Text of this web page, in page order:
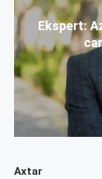
Axtar
Ekspert: